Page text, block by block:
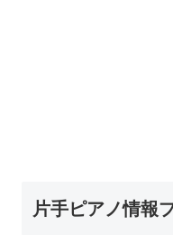
片手ピアノ情報